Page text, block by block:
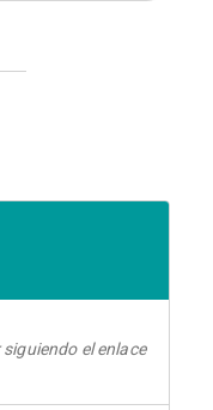
el enlace